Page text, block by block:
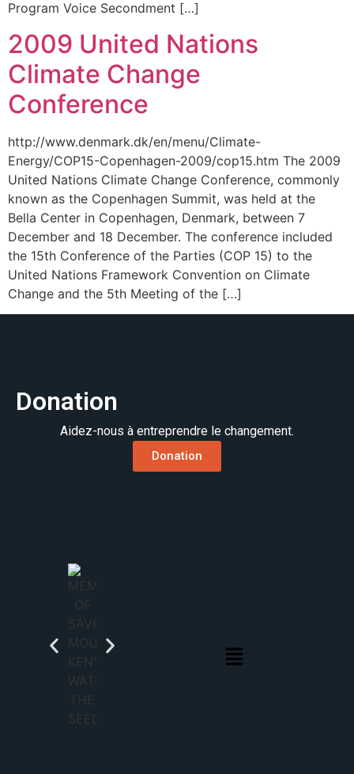
Program Voice Secondment […]
2009 United Nations
Climate Change
Conference
http://www.denmark.dk/en/menu/Climate-
Energy/COP15-Copenhagen-2009/cop15.htm The 2009
United Nations Climate Change Conference, commonly
known as the Copenhagen Summit, was held at the
Bella Center in Copenhagen, Denmark, between 7
December and 18 December. The conference included
the 15th Conference of the Parties (COP 15) to the
United Nations Framework Convention on Climate
Change and the 5th Meeting of the […]
Donation
Aidez-nous à entreprendre le changement.
Donation